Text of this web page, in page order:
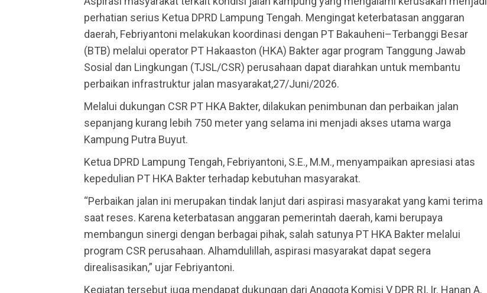
perhatian serius Ketua DPRD Lampung Tengah. Mengingat keterbatasan anggaran
daerah, Febriyantoni melakukan koordinasi dengan PT Bakauheni–Terbanggi Besar
(BTB) melalui operator PT Hakaaston (HKA) Bakter agar program Tanggung Jawab
Sosial dan Lingkungan (TJSL/CSR) perusahaan dapat diarahkan untuk membantu
perbaikan infrastruktur jalan masyarakat,27/Juni/2026.
Melalui dukungan CSR PT HKA Bakter, dilakukan penimbunan dan perbaikan jalan
sepanjang kurang lebih 750 meter yang selama ini menjadi akses utama warga
Kampung Putra Buyut.
Ketua DPRD Lampung Tengah, Febriyantoni, S.E., M.M., menyampaikan apresiasi atas
kepedulian PT HKA Bakter terhadap kebutuhan masyarakat.
“Perbaikan jalan ini merupakan tindak lanjut dari aspirasi masyarakat yang kami terima
saat reses. Karena keterbatasan anggaran pemerintah daerah, kami berupaya
membangun sinergi dengan berbagai pihak, salah satunya PT HKA Bakter melalui
program CSR perusahaan. Alhamdulillah, aspirasi masyarakat dapat segera
direalisasikan,” ujar Febriyantoni.
Kegiatan tersebut juga mendapat dukungan dari Anggota Komisi V DPR RI, Ir. Hanan A.